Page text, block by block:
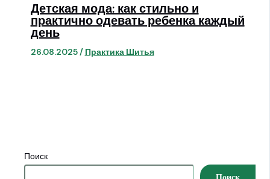
Поиск
Поиск
Детская мода: как стильно и
практично одевать ребенка каждый
день
26.08.2025/ Практика Шитья